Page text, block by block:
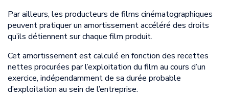
Par ailleurs, les producteurs de films cinématographiques
peuvent pratiquer un amortissement accéléré des droits
qu’ils détiennent sur chaque film produit.
Cet amortissement est calculé en fonction des recettes
nettes procurées par l’exploitation du film au cours d’un
exercice, indépendamment de sa durée probable
d’exploitation au sein de l’entreprise.